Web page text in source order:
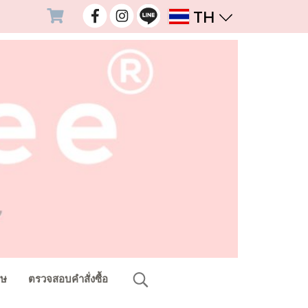
TH
ตรวจสอบคำสั่งซื้อ